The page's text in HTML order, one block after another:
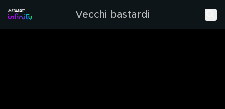
Vecchi bastardi